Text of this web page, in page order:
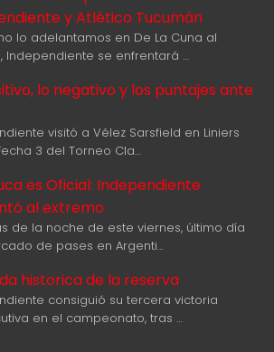
y Atlético Tucumán
lo adelantamos en De La Cuna al
Independiente se enfrentará …
lo negativo y los puntajes ante
visitó a Vélez Sarsfield en Liniers
3 del Torneo Cla…
es Oficial: Independiente
al extremo
de la noche de este viernes, último día
de pases en Argenti…
historica de la reserva
consiguió su tercera victoria
en el campeonato, tras …